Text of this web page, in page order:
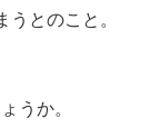
とのこと。
うか。